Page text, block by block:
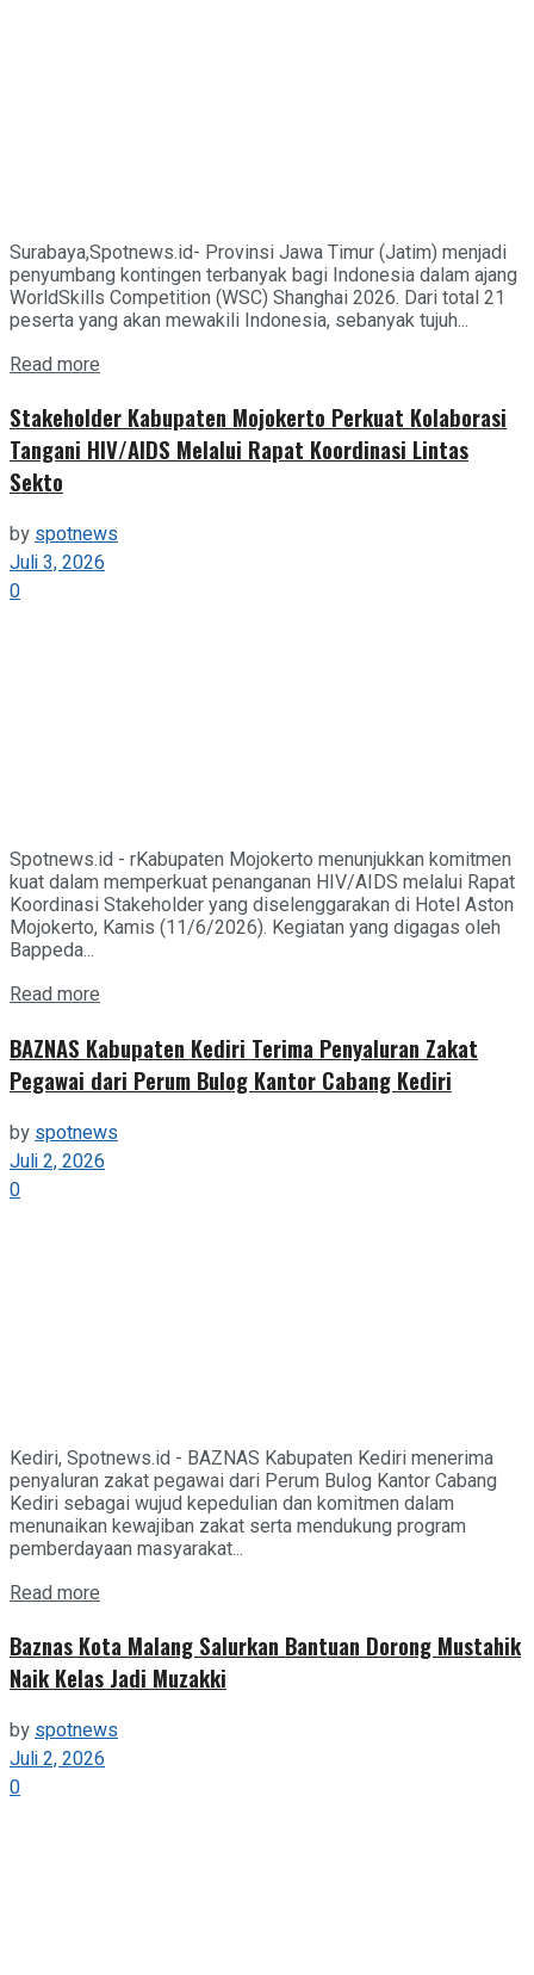
Surabaya,Spotnews.id- Provinsi Jawa Timur (Jatim) menjadi
penyumbang kontingen terbanyak bagi Indonesia dalam ajang
WorldSkills Competition (WSC) Shanghai 2026. Dari total 21
peserta yang akan mewakili Indonesia, sebanyak tujuh...
Read more
Stakeholder Kabupaten Mojokerto Perkuat Kolaborasi
Tangani HIV/AIDS Melalui Rapat Koordinasi Lintas
Sekto
byspotnews
Juli 3, 2026
0
Spotnews.id - rKabupaten Mojokerto menunjukkan komitmen
kuat dalam memperkuat penanganan HIV/AIDS melalui Rapat
Koordinasi Stakeholder yang diselenggarakan di Hotel Aston
Mojokerto, Kamis (11/6/2026). Kegiatan yang digagas oleh
Bappeda...
Read more
BAZNAS Kabupaten Kediri Terima Penyaluran Zakat
Pegawai dari Perum Bulog Kantor Cabang Kediri
by spotnews
Juli 2, 2026
0
Kediri, Spotnews.id - BAZNAS Kabupaten Kediri menerima
penyaluran zakat pegawai dari Perum Bulog Kantor Cabang
Kediri sebagai wujud kepedulian dan komitmen dalam
menunaikan kewajiban zakat serta mendukung program
pemberdayaan masyarakat...
Read more
Baznas Kota Malang Salurkan Bantuan Dorong Mustahik
Naik Kelas Jadi Muzakki
byspotnews
Juli 2, 2026
0